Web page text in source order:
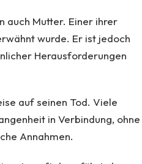
auch Mutter. Einer ihrer
wurde. Er ist jedoch
Herausforderungen
auf seinen Tod. Viele
in Verbindung, ohne
Annahmen.